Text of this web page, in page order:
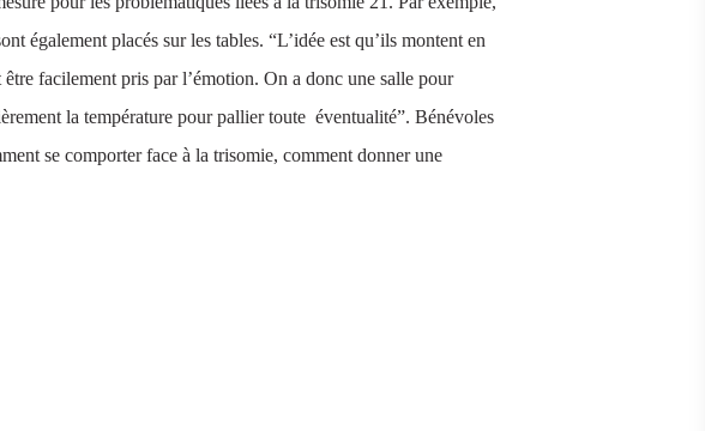
également placés sur les tables. “L’idée est qu’ils montent en
facilement pris par l’émotion. On a donc une salle pour
la température pour pallier toute éventualité”. Bénévoles
se comporter face à la trisomie, comment donner une